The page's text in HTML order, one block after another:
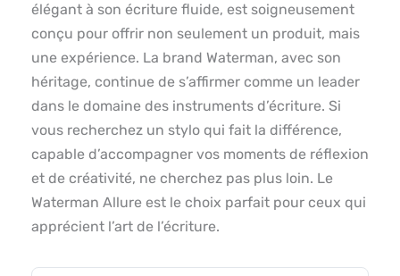
élégant à son écriture fluide, est soigneusement
conçu pour offrir non seulement un produit, mais
une expérience. La brand Waterman, avec son
héritage, continue de s’affirmer comme un leader
dans le domaine des instruments d’écriture. Si
vous recherchez un stylo qui fait la différence,
capable d’accompagner vos moments de réflexion
et de créativité, ne cherchez pas plus loin. Le
Waterman Allure est le choix parfait pour ceux qui
apprécient l’art de l’écriture.